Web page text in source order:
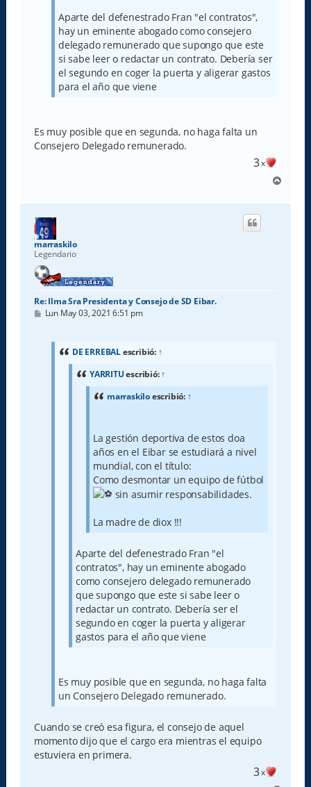
Aparte del defenestrado Fran "el contratos",
hay un eminente abogado como consejero
delegado remunerado que supongo que este
si sabe leer o redactar un contrato. Debería ser
el segundo en coger la puerta y aligerar gastos
para el año que viene
Es muy posible que en segunda, no haga falta un
Consejero Delegado remunerado.
3x
r
marraskilo
Legendario
Re: Ilma Sra Presidenta y Consejo de SD Eibar.
M
Lun May 03, 2021 6:51 pm
DE ERREBALescribió: ↑
YARRITUescribió:↑
marraskiloescribió: ↑
La gestión deportiva de estos doa
años en el Eibar se estudiará a nivel
mundial, con el título:
Como desmontar un equipo de fútbol
sin asumir responsabilidades.
La madre de diox !!!
Aparte del defenestrado Fran "el
contratos", hay un eminente abogado
como consejero delegado remunerado
que supongo que este si sabe leer o
redactar un contrato. Debería ser el
segundo en coger la puerta y aligerar
gastos para el año que viene
Es muy posible que en segunda, no haga falta
un Consejero Delegado remunerado.
Cuando se creó esa figura, el consejo de aquel
momento dijo que el cargo era mientras el equipo
estuviera en primera.
3x